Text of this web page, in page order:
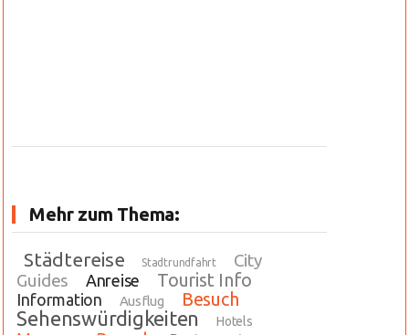
Mehr zum Thema:
Städtereise Stadtrundfahrt
City
Guides
Anreise Tourist Info
Information Ausflug Besuch
Sehenswürdigkeiten Hotels